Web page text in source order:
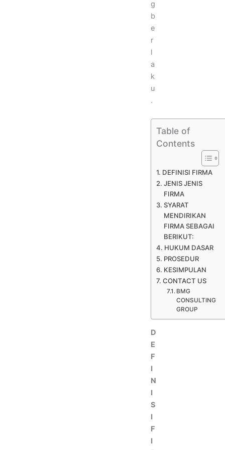
g
b
e
r
l
a
k
u
.
Table of
Contents
DEFINISI FIRMA
JENIS JENIS
FIRMA
SYARAT
MENDIRIKAN
FIRMA SEBAGAI
BERIKUT:
HUKUM DASAR
PROSEDUR
KESIMPULAN
CONTACT US
BMG
CONSULTING
GROUP
D
E
F
I
N
I
S
I
F
I